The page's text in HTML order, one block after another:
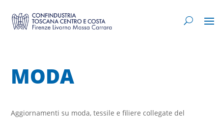
MODA
Aggiornamenti su moda, tessile e filiere collegate del